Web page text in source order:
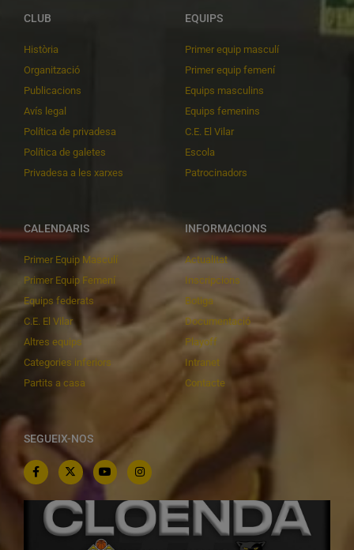
CLUB
Història
Organització
Publicacions
Avís legal
Política de privadesa
Política de galetes
Privadesa a les xarxes
EQUIPS
Primer equip masculí
Primer equip femení
Equips masculins
Equips femenins
C.E. El Vilar
Escola
Patrocinadors
CALENDARIS
Primer Equip Masculí
Primer Equip Femení
Equips federats
C.E. El Vilar
Altres equips
Categories inferiors
Partits a casa
INFORMACIONS
Actualitat
Inscripcions
Botiga
Documentació
Playoff
Intranet
Contacte
SEGUEIX-NOS